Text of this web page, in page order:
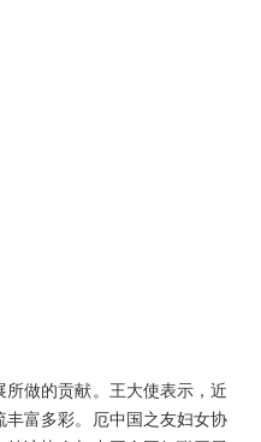
做的贡献。王大使表示，近
富多彩。厄中国之友妇女协